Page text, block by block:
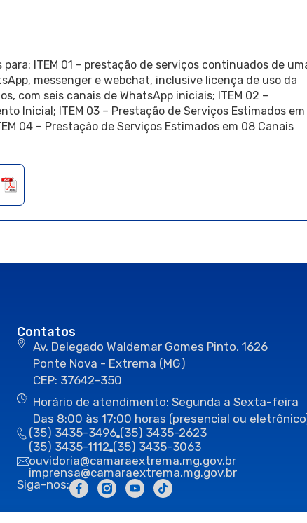
ITEM 01 - prestação de serviços continuados de
messenger e webchat, inclusive licença de uso da
com seis canais de WhatsApp iniciais; ITEM 02 –
Inicial; ITEM 03 – Prestação de Serviços Estimados em
04 – Prestação de Serviços Estimados em 08 Canais
Contatos
Av. Delegado Waldemar Gomes Pinto, 1626
Ponte Nova - Extrema (MG)
CEP: 37642-350
Horário de atendimento: Segunda a Sexta-feira
Das 8:00 às 17:00 horas (presencial ou
(35) 3435-3496 (35) 3435-2623
(35) 3435-1112 (35) 3435-3063
ouvidoria@camaraextrema.mg.gov.br
imprensa@camaraextrema.mg.gov.br
Siga-nos: